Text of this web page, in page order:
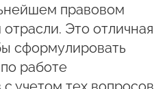
правовом
Это отличная
сформулировать
работе